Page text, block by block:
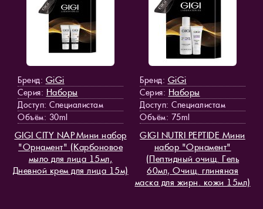
Бренд: GiGi
Серия: Наборы
Доступ: Специалистам
Объём: 30ml
GIGI CITY NAP Мини набор
"Орнамент" (Карбоновое
мыло для лица 15мл,
Дневной крем для лица 15м)
Бренд: GiGi
Серия: Наборы
Доступ: Специалистам
Объём: 75ml
GIGI NUTRI PEPTIDE Мини
набор "Орнамент"
(Пептидный очищ. Гель
60мл, Очищ. глиняная
маска для жирн. кожи 15мл)